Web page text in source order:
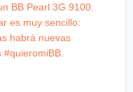
BB Pearl 3G 9100.
es muy sencillo:
habrá nuevas